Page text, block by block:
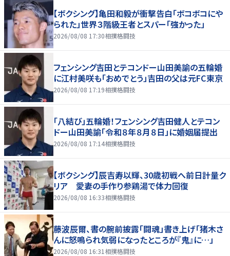
【ボクシング】亀田和毅が衝撃告白「ボコボコにや
られた」世界３階級王者とスパー「強かった」
2026/08/08 17:30相撲格闘技
フェンシング吉田とテコンドー山田美諭の五輪婚
に江村美咲も「おめでとう」吉田の父は元FC東京
2026/08/08 17:19相撲格闘技
「八結び」五輪婚！フェンシング吉田健人とテコン
ドー山田美諭「令和８年８月８日」に婚姻届提出
2026/08/08 17:14相撲格闘技
【ボクシング】辰吉寿以輝、30歳初戦へ前日計量ク
リア 愛妻の手作り参鶏湯で体力回復
2026/08/08 16:33相撲格闘技
藤波辰爾、書の腕前披露「闘魂」書き上げ「猪木さ
んに怒鳴られ気弱になったところが『鬼』に…」
2026/08/08 16:31 相撲格闘技